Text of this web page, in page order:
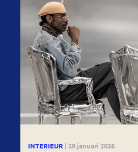
INTERIEUR | 29 januari 2026